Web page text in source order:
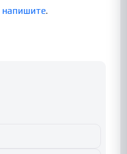
напишите.